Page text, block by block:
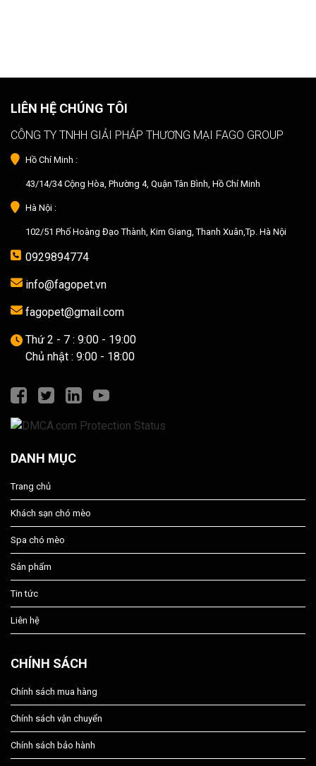
LIÊN HỆ CHÚNG TÔI
CÔNG TY TNHH GIẢI PHÁP THƯƠNG MẠI FAGO GROUP
Hồ Chí Minh :
43/14/34 Cộng Hòa, Phường 4, Quận Tân Bình, Hồ Chí Minh
Hà Nội :
102/51 Phố Hoàng Đạo Thành, Kim Giang, Thanh Xuân,Tp. Hà Nội
0929894774
info@fagopet.vn
fagopet@gmail.com
Thứ 2 - 7 : 9:00 - 19:00
Chủ nhật : 9:00 - 18:00
DANH MỤC
Trang chủ
Khách sạn chó mèo
Spa chó mèo
Sản phẩm
Tin tức
Liên hệ
CHÍNH SÁCH
Chính sách mua hàng
Chính sách vận chuyển
Chính sách bảo hành